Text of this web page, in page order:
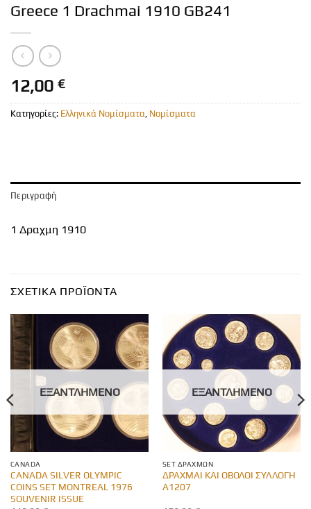
Greece 1 Drachmai 1910 GB241
12,00 €
Κατηγορίες: Ελληνικά Νομίσματα, Νομίσματα
Περιγραφή
1 Δραχμη 1910
ΣΧΕΤΙΚΆ ΠΡΟΪΌΝΤΑ
ΕΞΑΝΤΛΗΜΈΝΟ
CANADA
CANADA SILVER OLYMPIC
COINS SET MONTREAL 1976
SOUVENIR ISSUE
ΕΞΑΝΤΛΗΜΈΝΟ
SET ΔΡΑΧΜΏΝ
ΔΡΑΧΜΑΙ ΚΑΙ ΟΒΟΛΟΙ ΣΥΛΛΟΓΗ
Α1207